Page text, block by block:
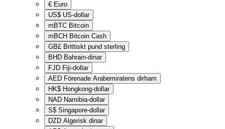
€ Euro
US$ US-dollar
mBTC Bitcoin
mBCH Bitcoin Cash
GB£ Brittiskt pund sterling
BHD Bahrain-dinar
FJD Fiji-dollar
AED Förenade Arabemiratens dirham
HK$ Hongkong-dollar
NAD Namibia-dollar
S$ Singapore-dollar
DZD Algerisk dinar